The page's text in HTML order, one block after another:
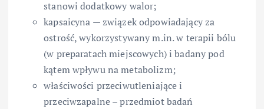
stanowi dodatkowy walor;
kapsaicyna — związek odpowiadający za
ostrość, wykorzystywany m.in. w terapii bólu
(w preparatach miejscowych) i badany pod
kątem wpływu na metabolizm;
właściwości przeciwutleniające i
przeciwzapalne – przedmiot badań